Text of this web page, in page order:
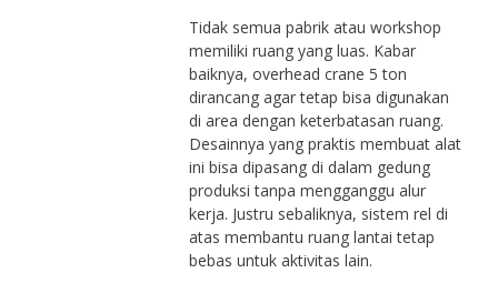
Tidak semua pabrik atau workshop
memiliki ruang yang luas. Kabar
baiknya, overhead crane 5 ton
dirancang agar tetap bisa digunakan
di area dengan keterbatasan ruang.
Desainnya yang praktis membuat alat
ini bisa dipasang di dalam gedung
produksi tanpa mengganggu alur
kerja. Justru sebaliknya, sistem rel di
atas membantu ruang lantai tetap
bebas untuk aktivitas lain.